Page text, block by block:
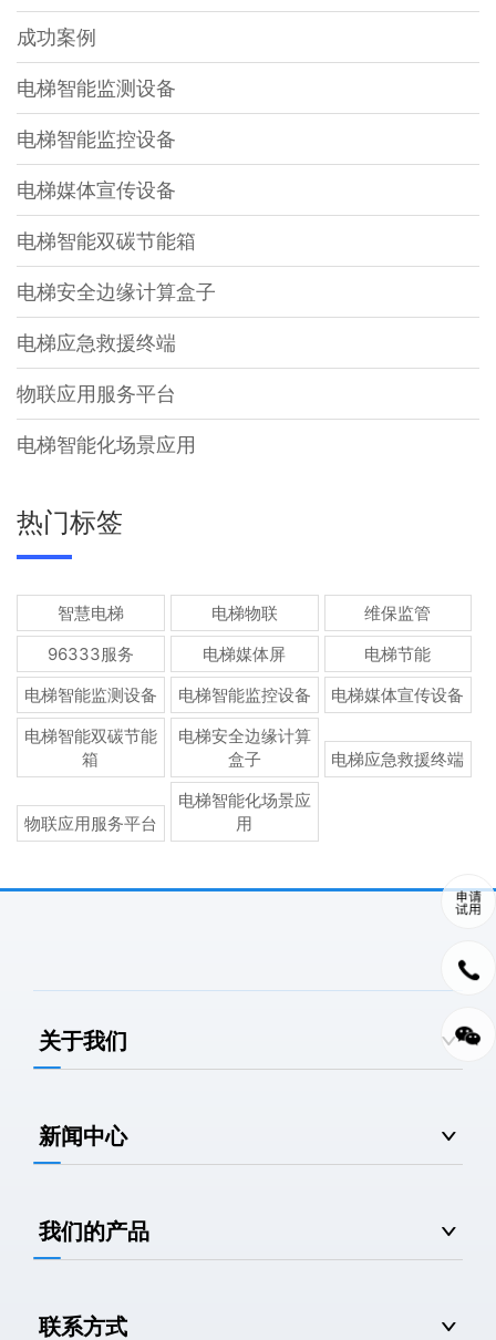
成功案例
电梯智能监测设备
电梯智能监控设备
电梯媒体宣传设备
电梯智能双碳节能箱
电梯安全边缘计算盒子
电梯应急救援终端
物联应用服务平台
电梯智能化场景应用
热门标签
智慧电梯 电梯物联
维保监管
96333服务
电梯媒体屏
电梯节能
电梯智能监测设备
电梯智能监控设备
电梯媒体宣传设备
电梯智能双碳节能
箱
电梯安全边缘计算
盒子
电梯应急救援终端
物联应用服务平台
电梯智能化场景应
用
关于我们
新闻中心
我们的产品
联系方式